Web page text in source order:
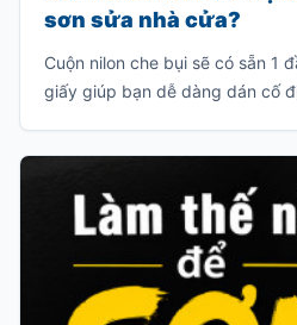
sơn sửa nhà cửa?
Cuộn nilon che bụi sẽ có sẵn 1
giấy giúp bạn dễ dàng dán cố
để bạn có thể bung ra và che